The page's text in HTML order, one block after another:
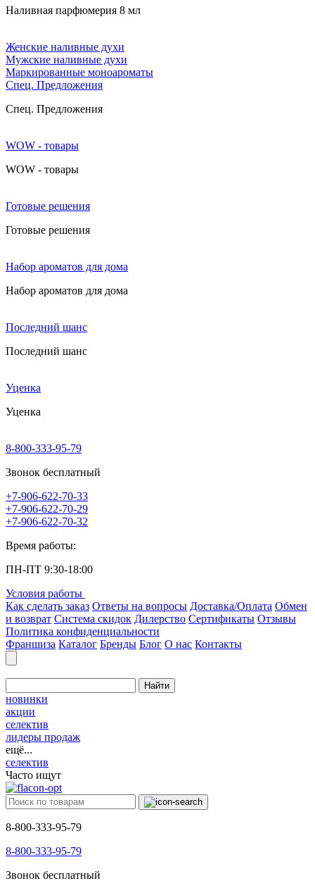
Наливная парфюмерия 8 мл
Женские наливные духи
Мужские наливные духи
Маркированные моноароматы
Cпец. Предложения
Cпец. Предложения
WOW - товары
WOW - товары
Готовые решения
Готовые решения
Набор ароматов для дома
Набор ароматов для дома
Последний шанс
Последний шанс
Уценка
Уценка
8-800-333-95-79
Звонок бесплатный
+7-906-622-70-33
+7-906-622-70-29
+7-906-622-70-32
Время работы:
ПН-ПТ 9:30-18:00
Условия работы
Как сделать заказ Ответы на вопросы Доставка/Оплата Обмен
и возврат Система скидок Дилерство Сертификаты Отзывы
Политика конфиденциальности
Франшиза Каталог Бренды Блог О нас Контакты
Найти
новинки
акции
селектив
лидеры продаж
ещё...
селектив
Часто ищут
8-800-333-95-79
8-800-333-95-79
Звонок бесплатный